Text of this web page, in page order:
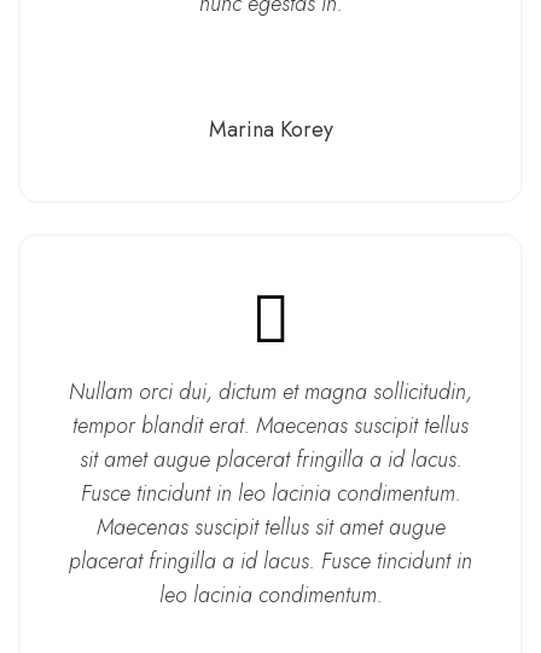
Marina Korey
Nullam orci dui, dictum et magna sollicitudin,
tempor blandit erat. Maecenas suscipit tellus
sit amet augue placerat fringilla a id lacus.
Fusce tincidunt in leo lacinia condimentum.
Maecenas suscipit tellus sit amet augue
placerat fringilla a id lacus. Fusce tincidunt in
leo lacinia condimentum.